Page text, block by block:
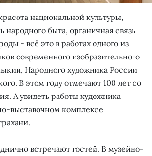
национальной культуры,
народного быта, органичная связь
- всё это в работах одного из
современного изобразительного
Народного художника России
В этом году отмечают 100 лет со
А увидеть работы художника
выставочном комплексе
встречают гостей. В музейно-